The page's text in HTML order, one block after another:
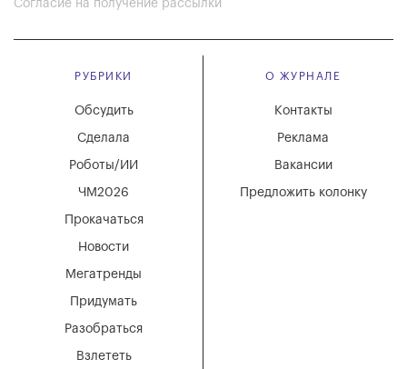
Согласие на получение рассылки
РУБРИКИ
Мегатренды
Придумать
Разобраться
Взлететь
Новости
Обсудить
Сделала
Роботы/ИИ
ЧМ2026
Прокачаться
О ЖУРНАЛЕ
Вакансии
Реклама
Контакты
Предложить колонку